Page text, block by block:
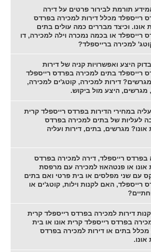
תורמת לבירור פרטים על דירה
רייספלד מכלל דירות למכירה בפרדס
אונו. וכיצד מבררים כמה עולים בתים
רייספלד או בכמה נמכרה וילה למכירה, דו
למכירה ברייספלד?
היצע ואפשרויות קניה של דירות
רייספלד בתים למכירה בפרדס רייספלד
מגרשים? דירות למכירה, קוטג'ים למכירה,
מגרשים, היצע מול ביקוש.
במחירי הדירות בפרדס רייספלד קרית
לעליות של בתים למכירה בפרדס
אונו? מגרשים, בתים, דירות ועליה
בפרדס רייספלד, דירה למכירה בפרדס
אונו או פנטהאוז למכירה עם מרפסת
עם שני מפלסים או בית פרטי ואם בתים
רייספלד, האם לקנות וילות, קוטג'ים או
דירות למכירה בפרדס רייספלד קרית
בפרדס רייספלד קרית אונו או בית
מכלל בתים או דירות למכירה בפרדס
אונו.